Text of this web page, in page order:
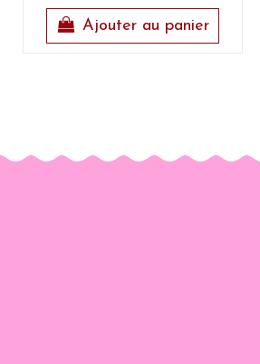
Ajouter au panier